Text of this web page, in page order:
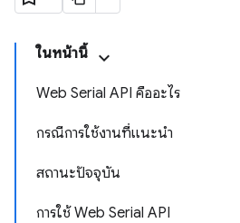
ในหน้านี้
Web Serial API คืออะไร
กรณีการใช้งานที่แนะนำ
สถานะปัจจุบัน
การใช้ Web Serial API